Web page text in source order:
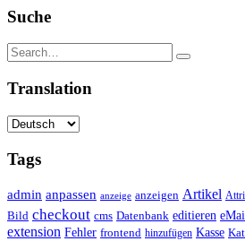
Suche
Translation
Tags
admin anpassen anzeige anzeigen Artikel
Bild checkout cms Datenbank editieren
extension Fehler frontend hinzufügen Kasse